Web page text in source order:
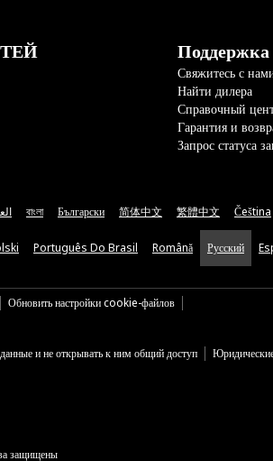
Поддержка
Свяжитесь с
Найти дилера
Справочный
Гарантия и
Запрос статуса
বাংলা Български 简体中文 繁體中文 Čeština
Português Do Brasil Română Русский
Обновить настройки cookie-файлов
и не открывать к ним общий доступ
защищены